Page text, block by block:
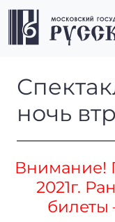
Перейти к
Перейти к футеру
ночь
Внимание!
2021г.
билеты